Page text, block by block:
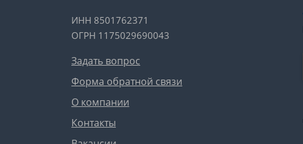
ИНН 8501762371
ОГРН 1175029690043
Задать вопрос
Форма обратной связи
О компании
Контакты